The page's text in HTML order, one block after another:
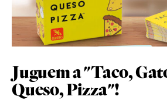
Juguem a "Taco,
Queso, Pizza"!